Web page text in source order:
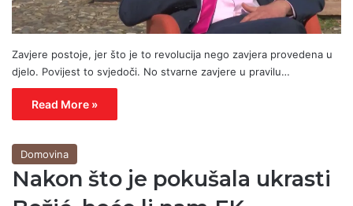
Zavjere postoje, jer što je to revolucija nego zavjera provedena u
djelo. Povijest to svjedoči. No stvarne zavjere u pravilu…
Read More »
Domovina
Nakon što je pokušala ukrasti